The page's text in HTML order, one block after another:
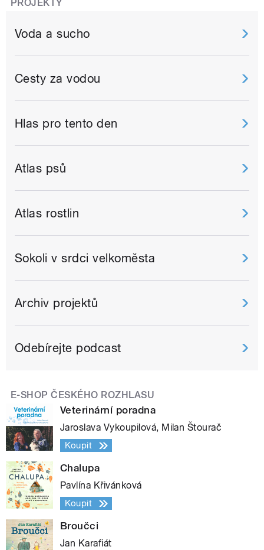
PROJEKTY
Voda a sucho
Cesty za vodou
Hlas pro tento den
Atlas psů
Atlas rostlin
Sokoli v srdci velkoměsta
Archiv projektů
Odebírejte podcast
E-SHOP ČESKÉHO ROZHLASU
Veterinární poradna
Jaroslava Vykoupilová, Milan Štourač
Koupit
Chalupa
Pavlína Křivánková
Koupit
Broučci
Jan Karafiát